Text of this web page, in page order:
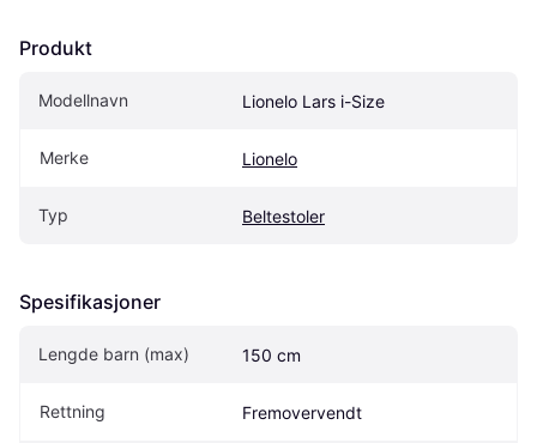
Produkt
Modellnavn Lionelo Lars i-Size
Merke Lionelo
Typ Beltestoler
Spesifikasjoner
Lengde barn (max) 150 cm
Rettning Fremovervendt